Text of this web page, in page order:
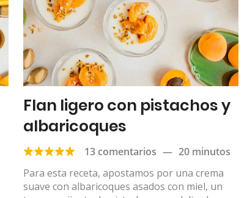
Flan ligero con pistachos y
albaricoques
13 comentarios — 20 minutos
Para esta receta, apostamos por una crema
suave con albaricoques asados con miel, un